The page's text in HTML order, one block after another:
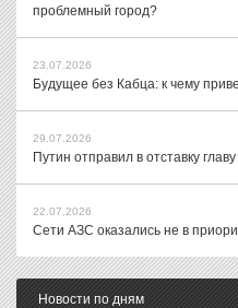
проблемный город?
23.07.2026
Будущее без Кабца: к чему
29.07.2026
Путин отправил в отставку
22.07.2026
Сети АЗС оказались не в
Новости по дням